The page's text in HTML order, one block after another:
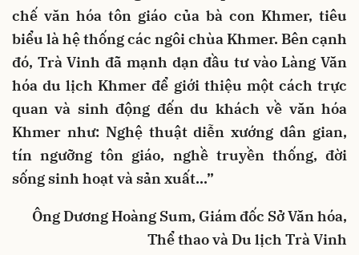
chế văn hóa tôn giáo của bà con Khmer, tiêu
biểu là hệ thống các ngôi chùa Khmer. Bên cạnh
đó, Trà Vinh đã mạnh dạn đầu tư vào Làng Văn
hóa du lịch Khmer để giới thiệu một cách trực
quan và sinh động đến du khách về văn hóa
Khmer như: Nghệ thuật diễn xướng dân gian,
tín ngưỡng tôn giáo, nghề truyền thống, đời
sống sinh hoạt và sản xuất...”
Ông Dương Hoàng Sum, Giám đốc Sở Văn hóa,
Thể thao và Du lịch Trà Vinh